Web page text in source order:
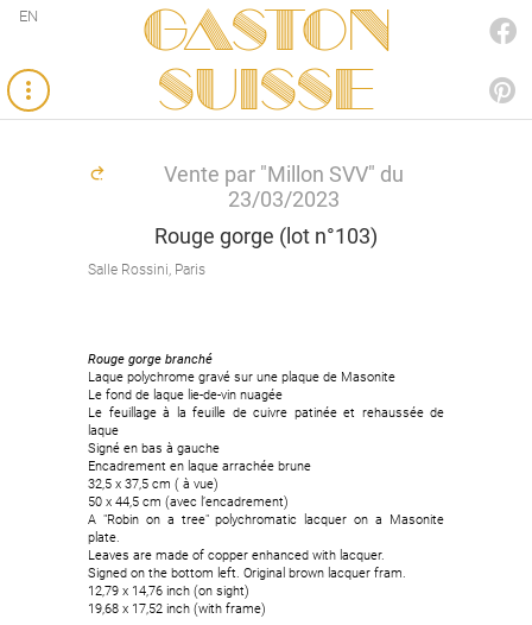
Gaston
SUISSE
EN
Vente par "Millon SVV" du
23/03/2023
Rouge gorge (lot n°103)
Salle Rossini, Paris
Rouge gorge branché
Laque polychrome gravé sur une plaque de Masonite
Le fond de laque lie-de-vin nuagée
Le feuillage à la feuille de cuivre patinée et rehaussée de
laque
Signé en bas à gauche
Encadrement en laque arrachée brune
32,5 x 37,5 cm ( à vue)
50 x 44,5 cm (avec l’encadrement)
A "Robin on a tree" polychromatic lacquer on a Masonite
plate.
Leaves are made of copper enhanced with lacquer.
Signed on the bottom left. Original brown lacquer fram.
12,79 x 14,76 inch (on sight)
19,68 x 17,52 inch (with frame)